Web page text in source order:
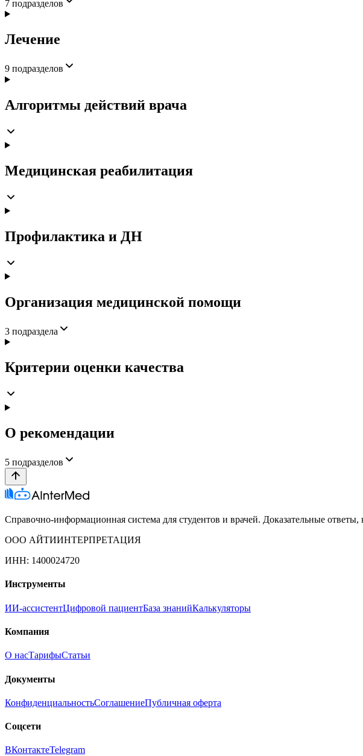
7 подразделов
Лечение
9 подразделов
Алгоритмы действий врача
Медицинская реабилитация
Профилактика и ДН
Организация медицинской помощи
3 подраздела
Критерии оценки качества
О рекомендации
5 подразделов
Справочно-информационная система для студентов и врачей. Доказательные
ООО АЙТИИНТЕРПРЕТАЦИЯ
ИНН: 1400024720
Инструменты
ИИ-ассистентЦифровой пациентБаза знанийКалькуляторы
Компания
О насТарифыСтатьи
Документы
КонфиденциальностьСоглашениеПубличная оферта
Соцсети
ВКонтактеTelegram